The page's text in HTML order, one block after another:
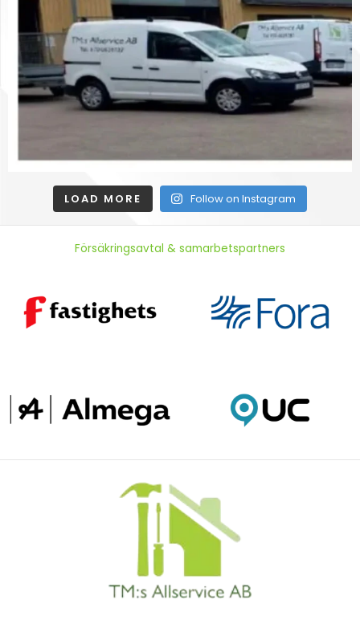
LOAD MORE Follow on Instagram
Försäkringsavtal & samarbetspartners